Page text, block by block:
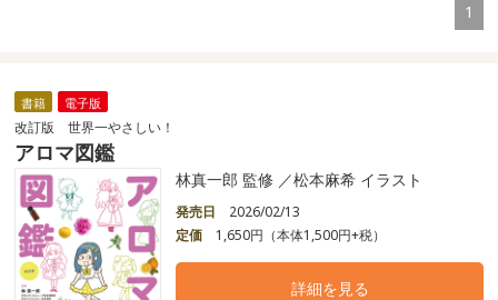
1
書籍 電子版
改訂版 世界一やさしい！
アロマ図鑑
林真一郎 監修 ／松本麻希 イラスト
発売日
2026/02/13
定価
1,650円（本体1,500円+税）
詳細を見る